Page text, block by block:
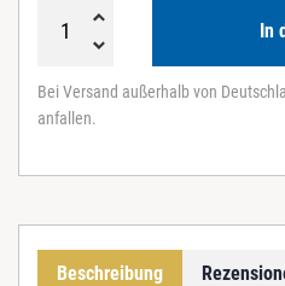
r
v
c
-
W
In
Bei Versand außerhalb von
anfallen.
Beschreibung